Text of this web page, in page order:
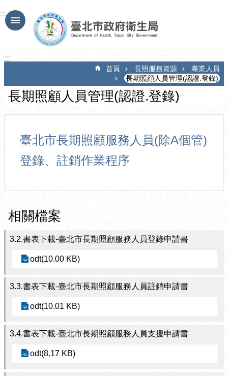
跳到主要內容區塊
:::
:::
首頁 長照服務資源
專業人員
長期照顧人員管理(認證.登錄)
長期照顧人員管理(認證.登錄)
臺北市長期照顧服務人員(除A個管)
登錄、註銷作業程序
相關檔案
3.2.書表下載-臺北市長期照顧服務人員登錄申請書
odt(10.00 KB)
3.3.書表下載-臺北市長期照顧服務人員註銷申請書
odt(10.01 KB)
3.4.書表下載-臺北市長期照顧服務人員支援申請書
odt(8.17 KB)